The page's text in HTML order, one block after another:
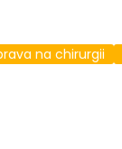
na chirurgii